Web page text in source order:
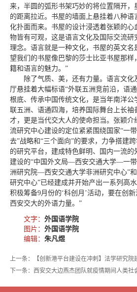
来，半圆的弧形书架巧妙的将位置隔开，
的距离拉近。书屋的墙面上悬挂着八种
化扑面而来。书屋的设计浸透着张颖的心
物皆有可观，这是语言文化及国际交流研
理念。语言就是一种文化，书屋的英文名
望我们的书屋像巴黎的莎士比亚书屋那样
籍和语言的魅力。”
除了气质、美，还有力量。语言文
厅悬挂着大幅标语“外联五洲竞前沿，语
根底、传承中国传统文化，是当年南洋公
联五洲、语通四海，培养国际舞台上长袖
才，更是当代交大人的使命担当。张颖介
流研究中心建设的定位紧紧围绕国家“一
去”战略和“三个面向”的要求，力争搭建
的研究平台，建成特色鲜明、国内一流
建设的“中国外文局—西安交通大学—一带
洲研究院—西安交通大学非洲研究中心”
研究中心”已经建成并开始产出一系列高
积极筹备9月份的‘科创月’活动，要在创
西安交大的外语力量。”
文字： 外国语学院
图片： 外国语学院
编辑： 朱凡煜
上一条：【创新港平台建设在冲刺】法学研究院
下一条：西安交大边燕杰团队就疫情期间人类